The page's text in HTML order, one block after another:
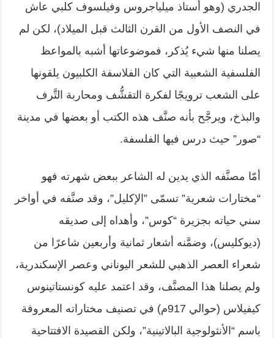
الجدري (وهو أستاذ ميلياجروس ‏وفيلسوف كلبي عاش
في النصف الأول من القرن الثالث قبل الميلاد)، لكن لم
يصلنا ‏منها شيء يُذكر، فموضوعاتها أشبه بالمواعظ
الفلسفية الشعبية التي كان الفلاسفة ‏الكلبيون يلقونها
على الشعب ترويجًا لفكرة التقشُّف ومحاربة التَّرف
والبذخ، ويرجَّح ‏بأنه صنَّف هذه الكتب أو بعضها في مدينة
“صور” حيث درس فيها الفلسفة.‏
أمّا مصنَّفه الذي يدين له الشاعر ببعض شهرته فهو
“مختارات شعرية” تسمّى ‏‏”الإكليل”، وقد صنَّفه في أواخر
سني حياته بجزيرة “كوس”، وأهداه إلى صديقه
‏‏(ديوكليس)، وضمَّنه أشعار ثمانية وأربعين شاعرًا من
شعراء العصر الذهبي للشعر ‏اليوناني وعصر الإسكندرية،
ولم يصلنا هذا المصنَّف، وقد اعتمد عليه كونستاتينوس
‏كيفيلاس (حوالي 917م) في تصنيف مختاراته المعروفة
باسم “الأنثولوجية ‏البالاتينية”، ولكن القصيدة الافتتاحية